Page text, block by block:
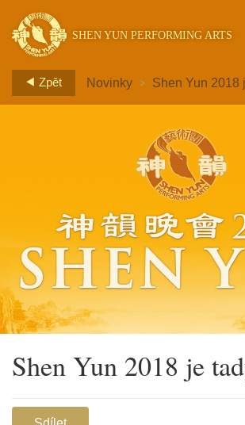
SHEN YUN PERFORMING ARTS
Zpět Novinky > Shen Yun 2018
Shen Yun 2018 je